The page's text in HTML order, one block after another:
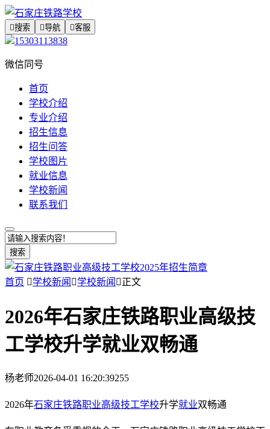
搜索 导航 客服
15303113838
微信同号
首页
学校介绍
专业介绍
招生信息
招生问答
学校图片
就业信息
学校新闻
联系我们
搜索
首页 学校新闻 学校新闻 正文
2026年石家庄铁路职业高级技
工学校升学就业双畅通
杨老师2026-04-01 16:20:39255
2026年石家庄铁路职业高级技工学校升学就业双畅通